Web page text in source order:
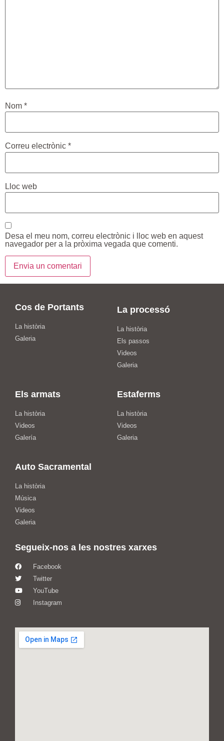
Nom *
Correu electrònic *
Lloc web
Desa el meu nom, correu electrònic i lloc web en aquest
navegador per a la pròxima vegada que comenti.
Cos de Portants
La història
Galeria
La processó
La història
Els passos
Videos
Galeria
Els armats
La història
Videos
Galería
Estaferms
La història
Videos
Galeria
Auto Sacramental
La història
Música
Videos
Galeria
Segueix-nos a les nostres xarxes
Facebook
Twitter
YouTube
Instagram